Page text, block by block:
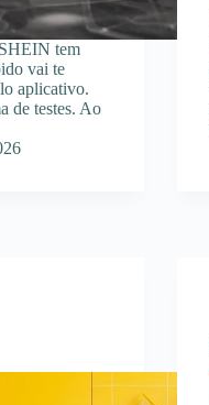
tem
vai te
aplicativo.
de testes. Ao